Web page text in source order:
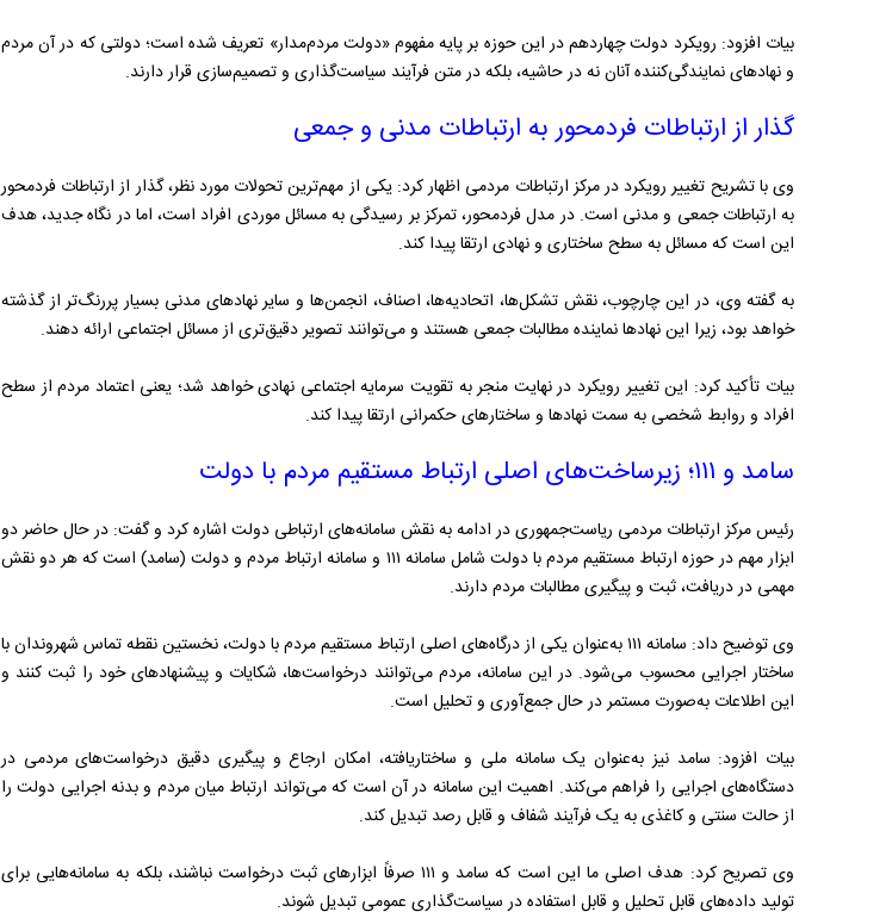
بیات افزود: رویکرد دولت چهاردهم در این حوزه بر پایه مفهوم «دولت مردم‌مدار» تعریف شده است؛ دولتی که در آن مردم
و نهادهای نمایندگی‌کننده آنان نه در حاشیه، بلکه در متن فرآیند سیاست‌گذاری و تصمیم‌سازی قرار دارند.
گذار از ارتباطات فردمحور به ارتباطات مدنی و جمعی
وی با تشریح تغییر رویکرد در مرکز ارتباطات مردمی اظهار کرد: یکی از مهم‌ترین تحولات مورد نظر، گذار از ارتباطات فردمحور
به ارتباطات جمعی و مدنی است. در مدل فردمحور، تمرکز بر رسیدگی به مسائل موردی افراد است، اما در نگاه جدید، هدف
این است که مسائل به سطح ساختاری و نهادی ارتقا پیدا کند.
به گفته وی، در این چارچوب، نقش تشکل‌ها، اتحادیه‌ها، اصناف، انجمن‌ها و سایر نهادهای مدنی بسیار پررنگ‌تر از گذشته
خواهد بود، زیرا این نهادها نماینده مطالبات جمعی هستند و می‌توانند تصویر دقیق‌تری از مسائل اجتماعی ارائه دهند.
بیات تأکید کرد: این تغییر رویکرد در نهایت منجر به تقویت سرمایه اجتماعی نهادی خواهد شد؛ یعنی اعتماد مردم از سطح
افراد و روابط شخصی به سمت نهادها و ساختارهای حکمرانی ارتقا پیدا کند.
سامد و ۱۱۱؛ زیرساخت‌های اصلی ارتباط مستقیم مردم با دولت
رئیس مرکز ارتباطات مردمی ریاست‌جمهوری در ادامه به نقش سامانه‌های ارتباطی دولت اشاره کرد و گفت: در حال حاضر دو
ابزار مهم در حوزه ارتباط مستقیم مردم با دولت شامل سامانه ۱۱۱ و سامانه ارتباط مردم و دولت (سامد) است که هر دو نقش
مهمی در دریافت، ثبت و پیگیری مطالبات مردم دارند.
وی توضیح داد: سامانه ۱۱۱ به‌عنوان یکی از درگاه‌های اصلی ارتباط مستقیم مردم با دولت، نخستین نقطه تماس شهروندان با
ساختار اجرایی محسوب می‌شود. در این سامانه، مردم می‌توانند درخواست‌ها، شکایات و پیشنهادهای خود را ثبت کنند و
این اطلاعات به‌صورت مستمر در حال جمع‌آوری و تحلیل است.
بیات افزود: سامد نیز به‌عنوان یک سامانه ملی و ساختاریافته، امکان ارجاع و پیگیری دقیق درخواست‌های مردمی در
دستگاه‌های اجرایی را فراهم می‌کند. اهمیت این سامانه در آن است که می‌تواند ارتباط میان مردم و بدنه اجرایی دولت را
از حالت سنتی و کاغذی به یک فرآیند شفاف و قابل رصد تبدیل کند.
وی تصریح کرد: هدف اصلی ما این است که سامد و ۱۱۱ صرفاً ابزارهای ثبت درخواست نباشند، بلکه به سامانه‌هایی برای
تولید داده‌های قابل تحلیل و قابل استفاده در سیاست‌گذاری عمومی تبدیل شوند.